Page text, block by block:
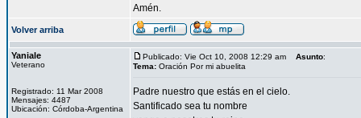
Amén.
Volver arriba
Yaniale
Veterano
Registrado: 11 Mar 2008
Mensajes: 4487
Ubicación: Córdoba-Argentina
Publicado: Vie Oct 10, 2008 12:29 am Asunto:
Tema: Oración Por mi abuelita
Padre nuestro que estás en el cielo.
Santificado sea tu nombre